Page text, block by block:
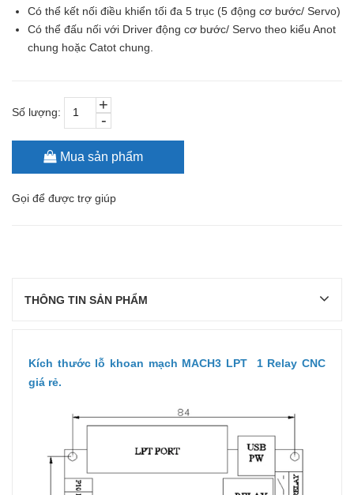
Có thể kết nối điều khiển tối đa 5 trục (5 động cơ bước/ Servo)
Có thể đấu nối với Driver động cơ bước/ Servo theo kiểu Anot
chung hoặc Catot chung.
Số lượng: -
+
Mua sản phẩm
Gọi để được trợ giúp
THÔNG TIN SẢN PHẨM
Kích thước lỗ khoan mạch MACH3 LPT 1 Relay CNC
giá rẻ.